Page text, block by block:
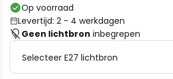
Op voorraad
Levertijd: 2 - 4 werkdagen
Geen lichtbron inbegrepen
Selecteer E27 lichtbron